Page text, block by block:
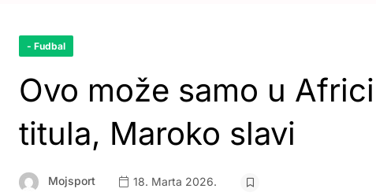
- Fudbal
Ovo može samo u
titula, Maroko slavi
Mojsport 18. Marta 2026.